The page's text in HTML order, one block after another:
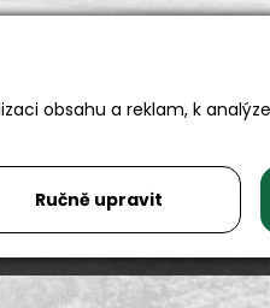
obsahu a reklam, k
Ručně upravit
Auto SAS s.r.o.
517 01 Solnice